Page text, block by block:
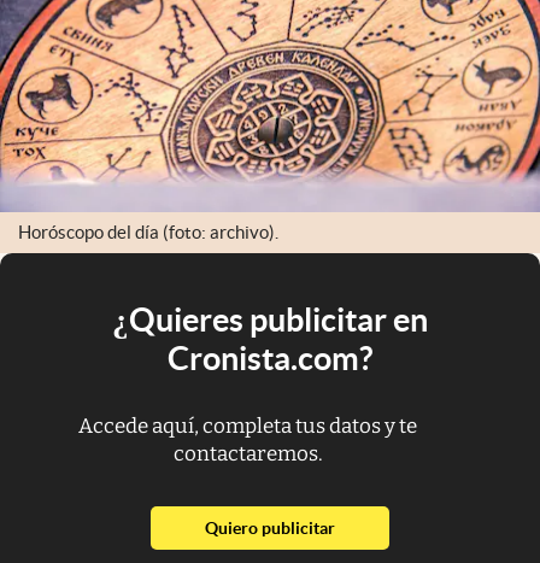
Horóscopo del día (foto: archivo).
¿Quieres publicitar en
Cronista.com?
Accede aquí, completa tus datos y te
contactaremos.
Quiero publicitarabre en nueva pestaña